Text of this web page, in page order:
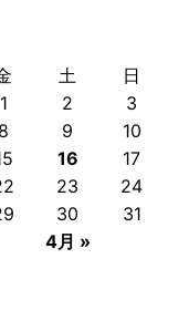
土 日
4月 »
1 2
3
8 9
10
16
17
23
24
30 31